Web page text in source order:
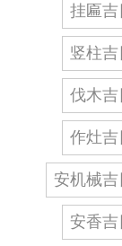
挂匾吉
竖柱吉
伐木吉
作灶吉
安机械吉
安香吉